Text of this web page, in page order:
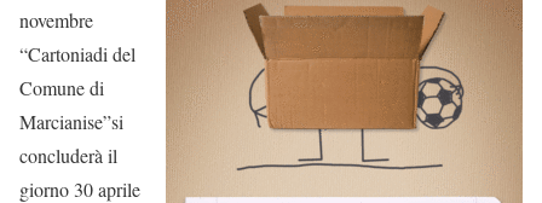
novembre
“Cartoniadi del
Comune di
Marcianise”si
concluderà il
giorno 30 aprile